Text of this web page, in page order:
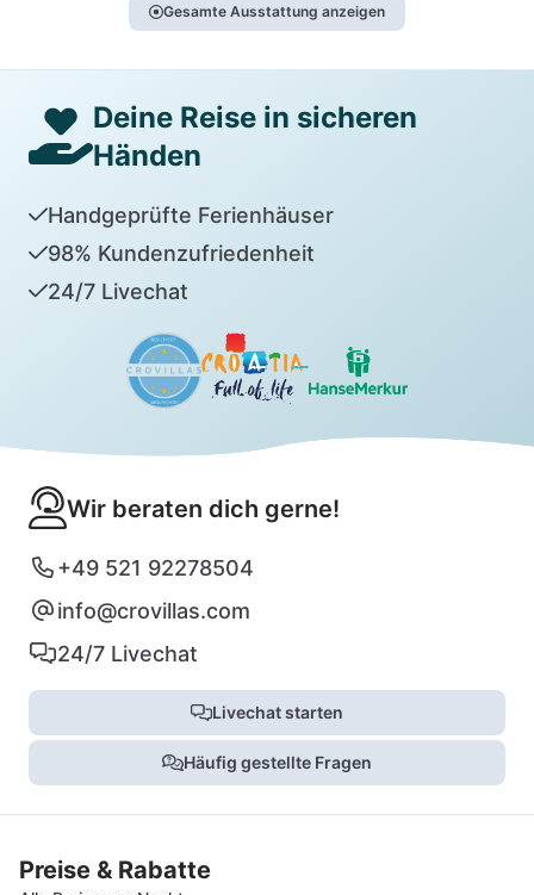
Gesamte Ausstattung anzeigen
Deine Reise in sicheren
Händen
Handgeprüfte Ferienhäuser
98% Kundenzufriedenheit
24/7 Livechat
Wir beraten dich gerne!
+49 521 92278504
info@crovillas.com
24/7 Livechat
Livechat starten
Häufig gestellte Fragen
Preise & Rabatte